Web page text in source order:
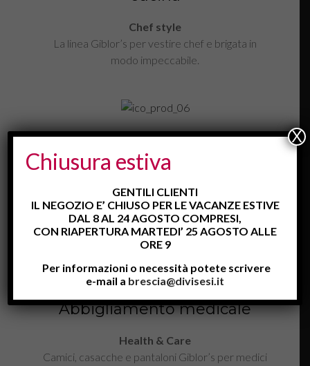
Chef style
La linea Giblor’s per vestire chef e brigata in
modo impeccabile.
da lavoro
Divise professionali
Camici da lavoro e casacche per strutture
ricettive e ospedaliere.
Abbigliamento medicale
Health & Care
Camici, casacche e pantaloni Giblor’s per medici
Chiusura estiva
GENTILI CLIENTI
IL NEGOZIO E’ CHIUSO PER LE VACANZE ESTIVE
DAL 8 AL 24 AGOSTO COMPRESI,
CON RIAPERTURA MARTEDI’ 25 AGOSTO ALLE
ORE 9
Per informazioni o necessità potete scrivere
e-mail a brescia@divisesi.it
X